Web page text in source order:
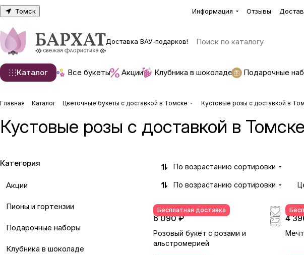
Томск Информация Отзывы
Доставка ВАУ-подарков!
Каталог Все букеты Акции Клубника в шоколаде Подарочные
Главная Каталог Цветочные букеты с доставкой в Томске Кустовые розы с доставкой в
Кустовые розы с доставкой в Томске
По возрастанию сортировки
По возрастанию сортировки
Бесплатная доставка
6 090 ₽
Розовый букет с розами и
альстромерией
4
Категория
Акции
Пионы и гортензии
Подарочные наборы
Клубника в шоколаде